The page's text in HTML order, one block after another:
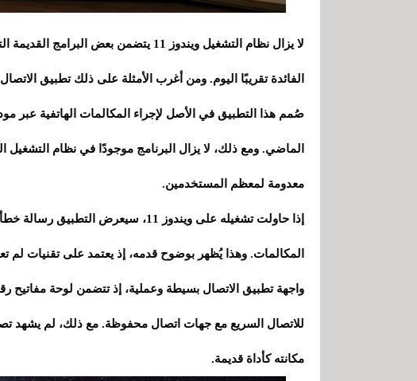
لا يزال نظام التشغيل ويندوز 11 يتضمن
الفائدة تقريبًا اليوم. ومن أغرب الأمثلة على ذلك تطبيق الاتصال
صُمم هذا التطبيق في الأصل لإجراء المكالمات الهاتفية
الماضي. ومع ذلك، لا يزال البرنامج موجودًا في نظام التشغيل
معدومة لمعظم المستخدمين.
إذا حاولت تشغيله على ويندوز 11، سيعرض
المكالمات. وهذا يُظهر بوضوح قدمه، إذ يعتمد على تقنيات لم
واجهة تطبيق الاتصال بسيطة وعملية، إذ تتضمن لوحة مفاتيح
للاتصال السريع مع جهات اتصال محفوظة. مع ذلك، لم يشهد
مكانته كأداة قديمة.